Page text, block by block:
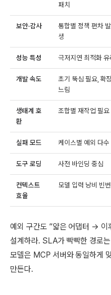
패치
보안·감사
통합별 정책 편차 발
생
성능 특성 극저지연 최적화 유
개발 속도
초기 뚝심 필요, 확
느림
생태계 호
환
조합별 재작업 필요
실패 모드 케이스별 예외 다수
도구 로딩 사전 바인딩 중심
컨텍스트
효율
모델 입력 낭비 빈번
예외 구간도 “얇은 어댑터 → 이
설계하라. SLA가 빡빡한 경로
모델은 MCP 서버와 동일하게
만든다.